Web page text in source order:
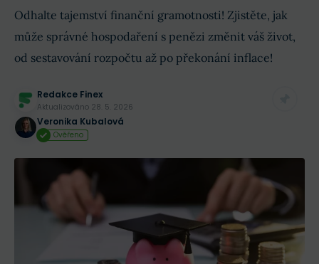
Odhalte tajemství finanční gramotnosti! Zjistěte, jak
může správné hospodaření s penězi změnit váš život,
od sestavování rozpočtu až po překonání inflace!
Redakce Finex
Aktualizováno 28. 5. 2026
Veronika Kubalová
Ověřeno